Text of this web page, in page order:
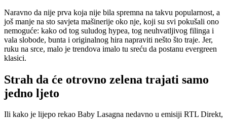
Naravno da nije prva koja nije bila spremna na takvu popularnost, a
još manje na sto savjeta mašinerije oko nje, koji su svi pokušali ono
nemoguće: kako od tog suludog hypea, tog neuhvatljivog filinga i
vala slobode, bunta i originalnog hira napraviti nešto što traje. Jer,
ruku na srce, malo je trendova imalo tu sreću da postanu evergreen
klasici.
Strah da će otrovno zelena trajati samo
jedno ljeto
Ili kako je lijepo rekao Baby Lasagna nedavno u emisiji RTL Direkt,